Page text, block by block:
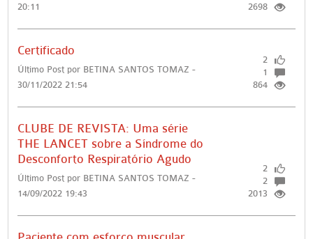
20:11
2698
Certificado
Último Post por BETINA SANTOS TOMAZ -
30/11/2022 21:54
2
1
864
CLUBE DE REVISTA: Uma série
THE LANCET sobre a Síndrome do
Desconforto Respiratório Agudo
Último Post por BETINA SANTOS TOMAZ -
14/09/2022 19:43
2
2
2013